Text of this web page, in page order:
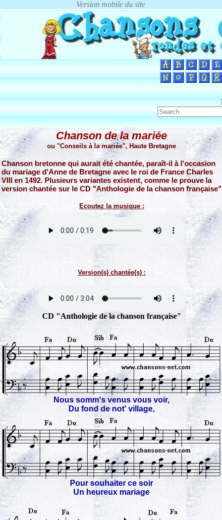
Chanson de la mariée
ou "Conseils à la mariée", Haute Bretagne
Chanson bretonne qui aurait été chantée, paraît-il à l'occasion
du mariage d'Anne de Bretagne avec le roi de France Charles
VIII en 1492. Plusieurs variantes existent, comme le prouve la
version chantée sur le CD "Anthologie de la chanson française"
Ecoutez la musique :
Version(s) chantée(s) :
CD "Anthologie de la chanson française"
Nous somm's venus vous voir,
Du fond de not' village,
Pour souhaiter ce soir
Un heureux mariage